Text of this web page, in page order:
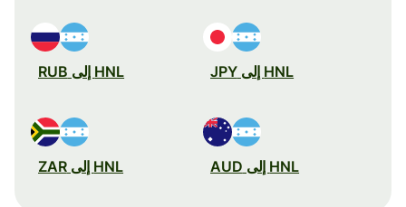
HNL إلى JPY HNL إلى RUB
HNL إلى AUD HNL إلى ZAR